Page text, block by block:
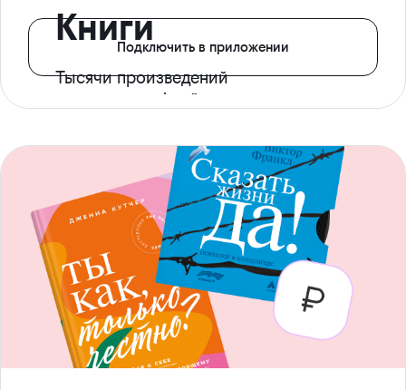
Книги
Тысячи произведений
с доступом офлайн
Подключить в приложении